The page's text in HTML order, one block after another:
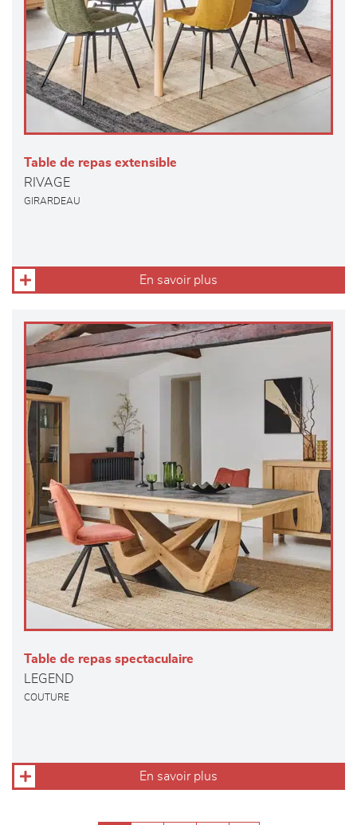
Table de repas extensible
RIVAGE
GIRARDEAU
En savoir plus
Table de repas spectaculaire
LEGEND
COUTURE
En savoir plus